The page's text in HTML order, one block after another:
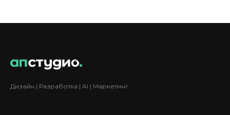
Дизайн | Разработка | AI | Маркетинг